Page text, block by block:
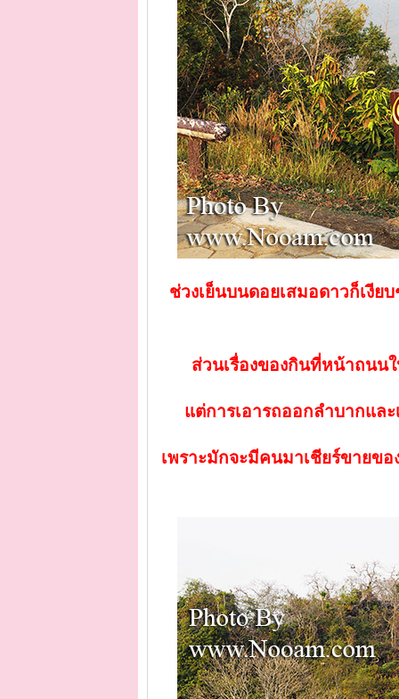
ช่วงเย็นบนดอยเสมอดาวก็เงีย
ส่วนเรื่องของกินที่หน้าถนน
แต่การเอารถออกลำบากแล
เพราะมักจะมีคนมาเชียร์ขายขอ